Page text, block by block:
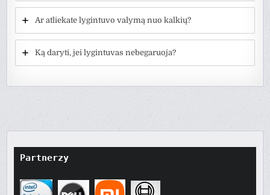
Ar atliekate lygintuvo valymą nuo kalkių?
Ką daryti, jei lygintuvas nebegaruoja?
Partnerzy